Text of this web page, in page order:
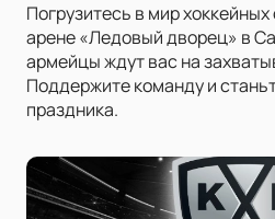
Погрузитесь в мир
арене «Ледовый дворец» в
армейцы ждут вас на
Поддержите команду и
праздника.